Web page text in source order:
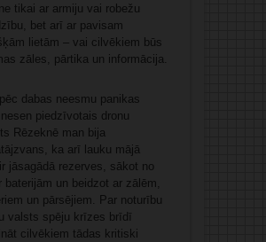
tikai ar armiju vai robežu
bet arī ar pavisam
lietām – vai cilvēkiem būs
zāles, pārtika un informācija.
pēc dabas neesmu panikas
piedzīvotais dronu
Rēzeknē man bija
ka arī lauku mājā
jāsagādā rezerves, sākot no
baterijām un beidzot ar zālēm,
un pārsējiem. Par noturību
valsts spēju krīzes brīdī
cilvēkiem tādas kritiski